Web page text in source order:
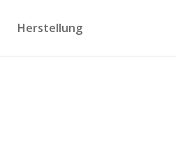
Herstellung